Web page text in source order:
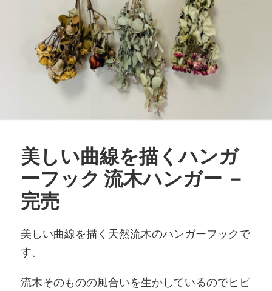
美しい曲線を描くハンガ
ーフック 流木ハンガー －
完売
美しい曲線を描く天然流木のハンガーフックで
す。
流木そのものの風合いを生かしているのでヒビ